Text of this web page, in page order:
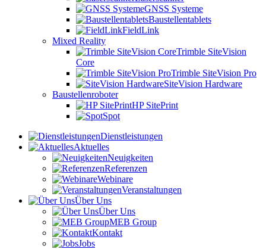
GNSS Systeme
Baustellentablets
FieldLink
Mixed Reality
Trimble SiteVision
Core
Trimble SiteVision Pro
SiteVision Hardware
Baustellenroboter
HP SitePrint
Spot
Dienstleistungen
Aktuelles
Neuigkeiten
Referenzen
Webinare
Veranstaltungen
Über Uns
Über Uns
MEB Group
Kontakt
Jobs